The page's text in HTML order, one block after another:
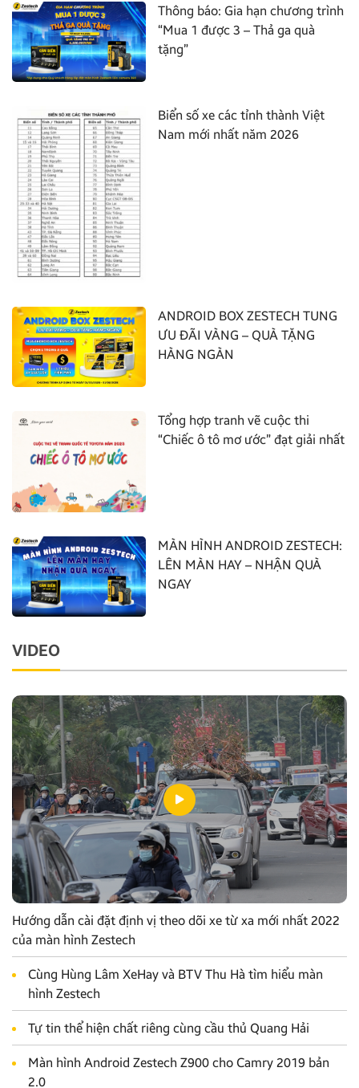
Thông báo: Gia hạn chương trình
“Mua 1 được 3 – Thả ga quà
tặng”
Biển số xe các tỉnh thành Việt
Nam mới nhất năm 2026
ANDROID BOX ZESTECH TUNG
ƯU ĐÃI VÀNG – QUÀ TẶNG
HÀNG NGÀN
Tổng hợp tranh vẽ cuộc thi
“Chiếc ô tô mơ ước” đạt giải nhất
MÀN HÌNH ANDROID ZESTECH:
LÊN MÀN HAY – NHẬN QUÀ
NGAY
VIDEO
Hướng dẫn cài đặt định vị theo dõi xe từ xa mới nhất 2022
của màn hình Zestech
Cùng Hùng Lâm XeHay và BTV Thu Hà tìm hiểu màn
hình Zestech
Tự tin thể hiện chất riêng cùng cầu thủ Quang Hải
Màn hình Android Zestech Z900 cho Camry 2019 bản
2.0